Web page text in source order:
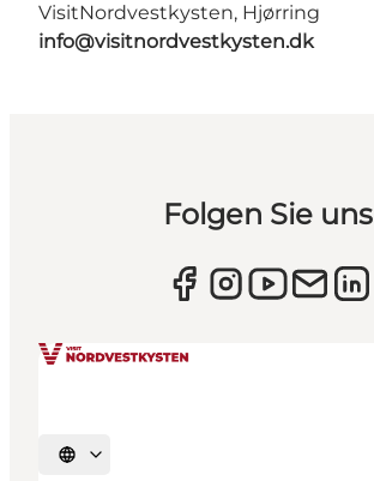
VisitNordvestkysten, Hjørring
info@visitnordvestkysten.dk
Folgen Sie uns
Sprache auswählen